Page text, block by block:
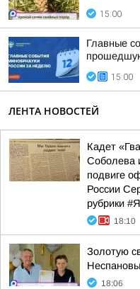
15:00
Главные
15:00
ЛЕНТА НОВОСТЕЙ
Кадет
Соболева
подвиге
России
рубрики
18:10
Золотую
Неспановы
18:06